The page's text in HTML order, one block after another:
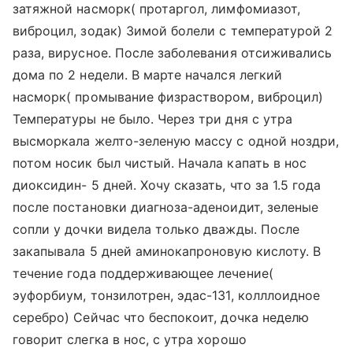
затяжной насморк( протаргол, лимфомиазот,
виброцил, зодак) Зимой болели с температурой 2
раза, вирусное. После заболевания отсиживались
дома по 2 недели. В марте начался легкий
насморк( промывание физраствором, виброцил)
Температуры не было. Через три дня с утра
высморкала желто-зеленую массу с одной ноздри,
потом носик был чистый. Начала капать в нос
диоксидин- 5 дней. Хочу сказать, что за 1.5 года
после постановки диагноза-аденоидит, зеленые
сопли у дочки видела только дважды. После
закапывала 5 дней аминокапроновую кислоту. В
течение года поддерживающее лечение(
эуфорбиум, тонзилотрен, эдас-131, колллоидное
серебро) Сейчас что беспокоит, дочка неделю
говорит слегка в нос, с утра хорошо